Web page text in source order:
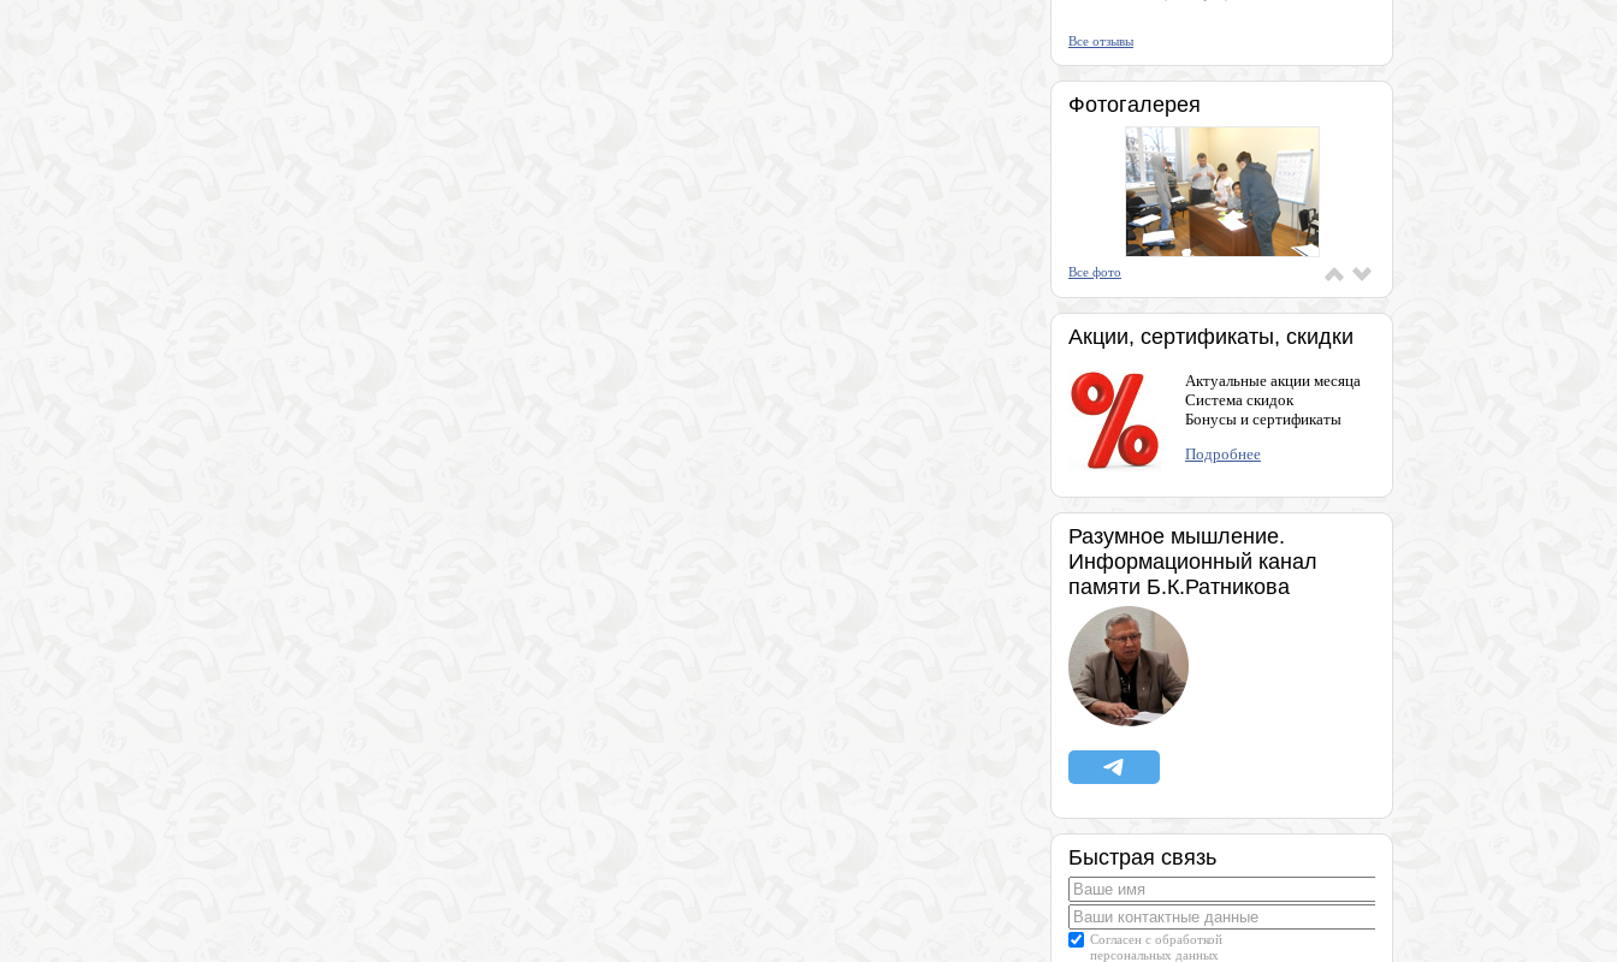
ощутить всю
атмосферу и
Все отзывы
Фотогалерея
Все фото
Акции, сертификаты, скидки
Актуальные акции месяца
Система скидок
Бонусы и сертификаты
Подробнее
Разумное мышление.
Информационный канал
памяти Б.К.Ратникова
Быстрая связь